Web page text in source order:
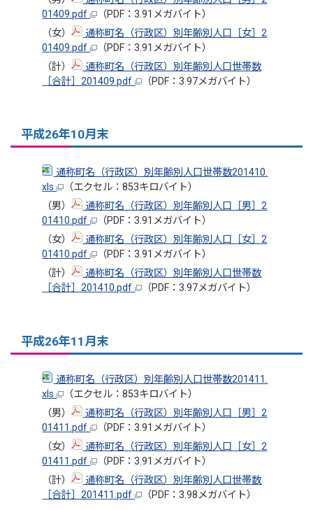
01409.pdf
（PDF：3.91メガバイト）
（女）
通称町名（行政区）別年齢別人口［女］2
01409.pdf
（PDF：3.91メガバイト）
（計）
通称町名（行政区）別年齢別人口世帯数
［合計］201409.pdf
（PDF：3.97メガバイト）
平成26年10月末
通称町名（行政区）別年齢別人口世帯数201410.
xls
（エクセル：853キロバイト）
（男）
通称町名（行政区）別年齢別人口［男］2
01410.pdf
（PDF：3.91メガバイト）
（女）
通称町名（行政区）別年齢別人口［女］2
01410.pdf
（PDF：3.91メガバイト）
（計）
通称町名（行政区）別年齢別人口世帯数
［合計］201410.pdf
（PDF：3.97メガバイト）
平成26年11月末
通称町名（行政区）別年齢別人口世帯数201411.
xls
（エクセル：853キロバイト）
（男）
通称町名（行政区）別年齢別人口［男］2
01411.pdf
（PDF：3.91メガバイト）
（女）
通称町名（行政区）別年齢別人口［女］2
01411.pdf
（PDF：3.91メガバイト）
（計）
通称町名（行政区）別年齢別人口世帯数
［合計］201411.pdf
（PDF：3.98メガバイト）